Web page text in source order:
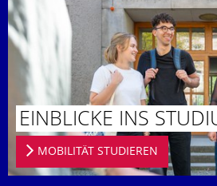
EINBLICKE INS
MOBILITÄT STUDIEREN